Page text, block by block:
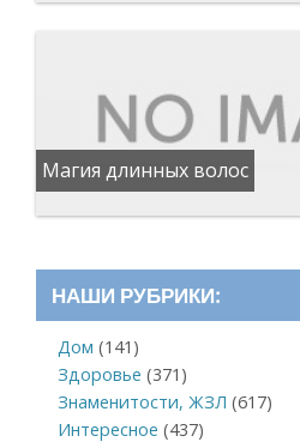
Магия длинных волос
НАШИ РУБРИКИ:
Дом (141)
Здоровье (371)
Знаменитости, ЖЗЛ (617)
Интересное (437)